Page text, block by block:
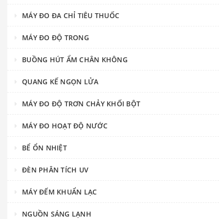
MÁY ĐO ĐA CHỈ TIÊU THUỐC
MÁY ĐO ĐỘ TRONG
BUỒNG HÚT ẨM CHÂN KHÔNG
QUANG KẾ NGỌN LỬA
MÁY ĐO ĐỘ TRƠN CHẢY KHỐI BỘT
MÁY ĐO HOẠT ĐỘ NƯỚC
BỂ ỔN NHIỆT
ĐÈN PHÂN TÍCH UV
MÁY ĐẾM KHUẨN LẠC
NGUỒN SÁNG LẠNH